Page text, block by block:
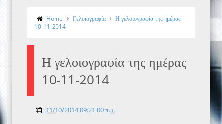
Home Γελοιογραφία
Η γελοιογραφία της ημέρας
10-11-2014
Η γελοιογραφία της ημέρας
10-11-2014
11/10/2014 09:21:00 π.μ.